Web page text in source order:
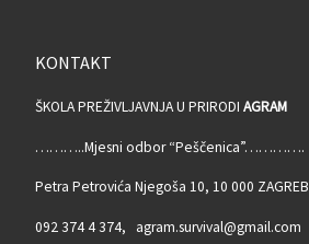
KONTAKT
ŠKOLA PREŽIVLJAVNJA U PRIRODI AGRAM
………..Mjesni odbor “Peščenica”………….
Petra Petrovića Njegoša 10, 10 000 ZAGREB
092 374 4 374, agram.survival@gmail.com